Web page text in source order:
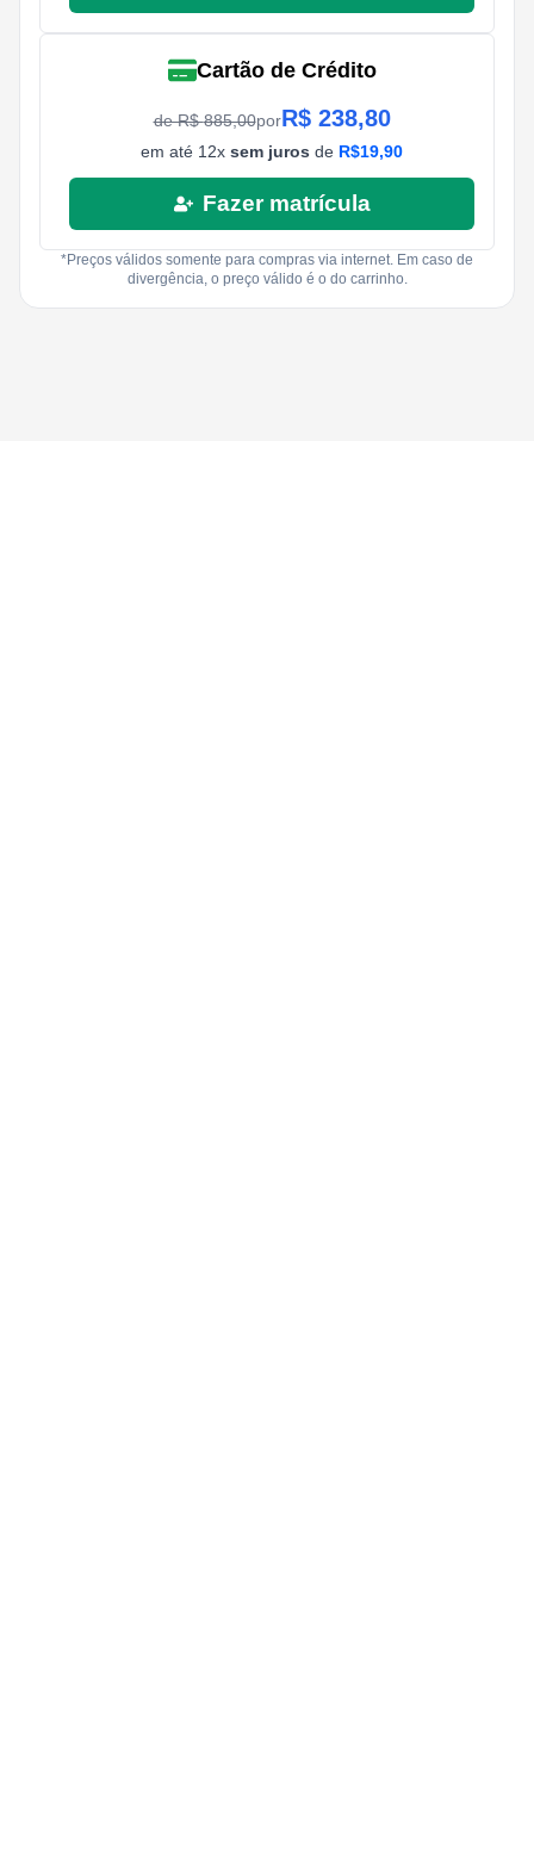
Cartão de Crédito
de R$885,00porR$ 238,80
em até 12x sem juros de R$19,90
Fazer matrícula
*Preços válidos somente para compras via internet. Em caso de
divergência, o preço válido é o do carrinho.